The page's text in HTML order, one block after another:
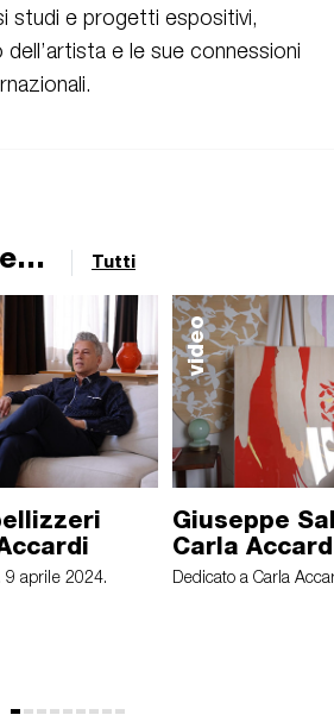
studi e progetti espositivi,
dell’artista e le sue connessioni
Tutti
9 aprile 2024.
video
Giuseppe
Carla
Dedicato a Carla